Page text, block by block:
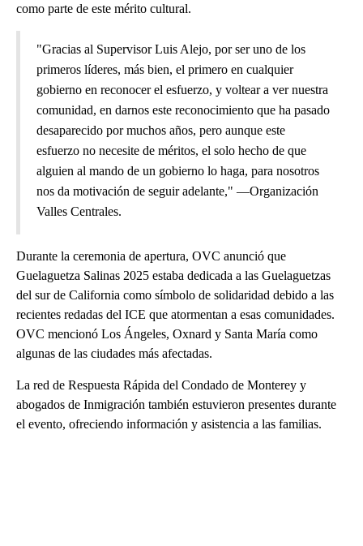
como parte de este mérito cultural.
"Gracias al Supervisor Luis Alejo, por ser uno de los
primeros líderes, más bien, el primero en cualquier
gobierno en reconocer el esfuerzo, y voltear a ver nuestra
comunidad, en darnos este reconocimiento que ha pasado
desaparecido por muchos años, pero aunque este
esfuerzo no necesite de méritos, el solo hecho de que
alguien al mando de un gobierno lo haga, para nosotros
nos da motivación de seguir adelante," —Organización
Valles Centrales.
Durante la ceremonia de apertura, OVC anunció que
Guelaguetza Salinas 2025 estaba dedicada a las Guelaguetzas
del sur de California como símbolo de solidaridad debido a las
recientes redadas del ICE que atormentan a esas comunidades.
OVC mencionó Los Ángeles, Oxnard y Santa María como
algunas de las ciudades más afectadas.
La red de Respuesta Rápida del Condado de Monterey y
abogados de Inmigración también estuvieron presentes durante
el evento, ofreciendo información y asistencia a las familias.